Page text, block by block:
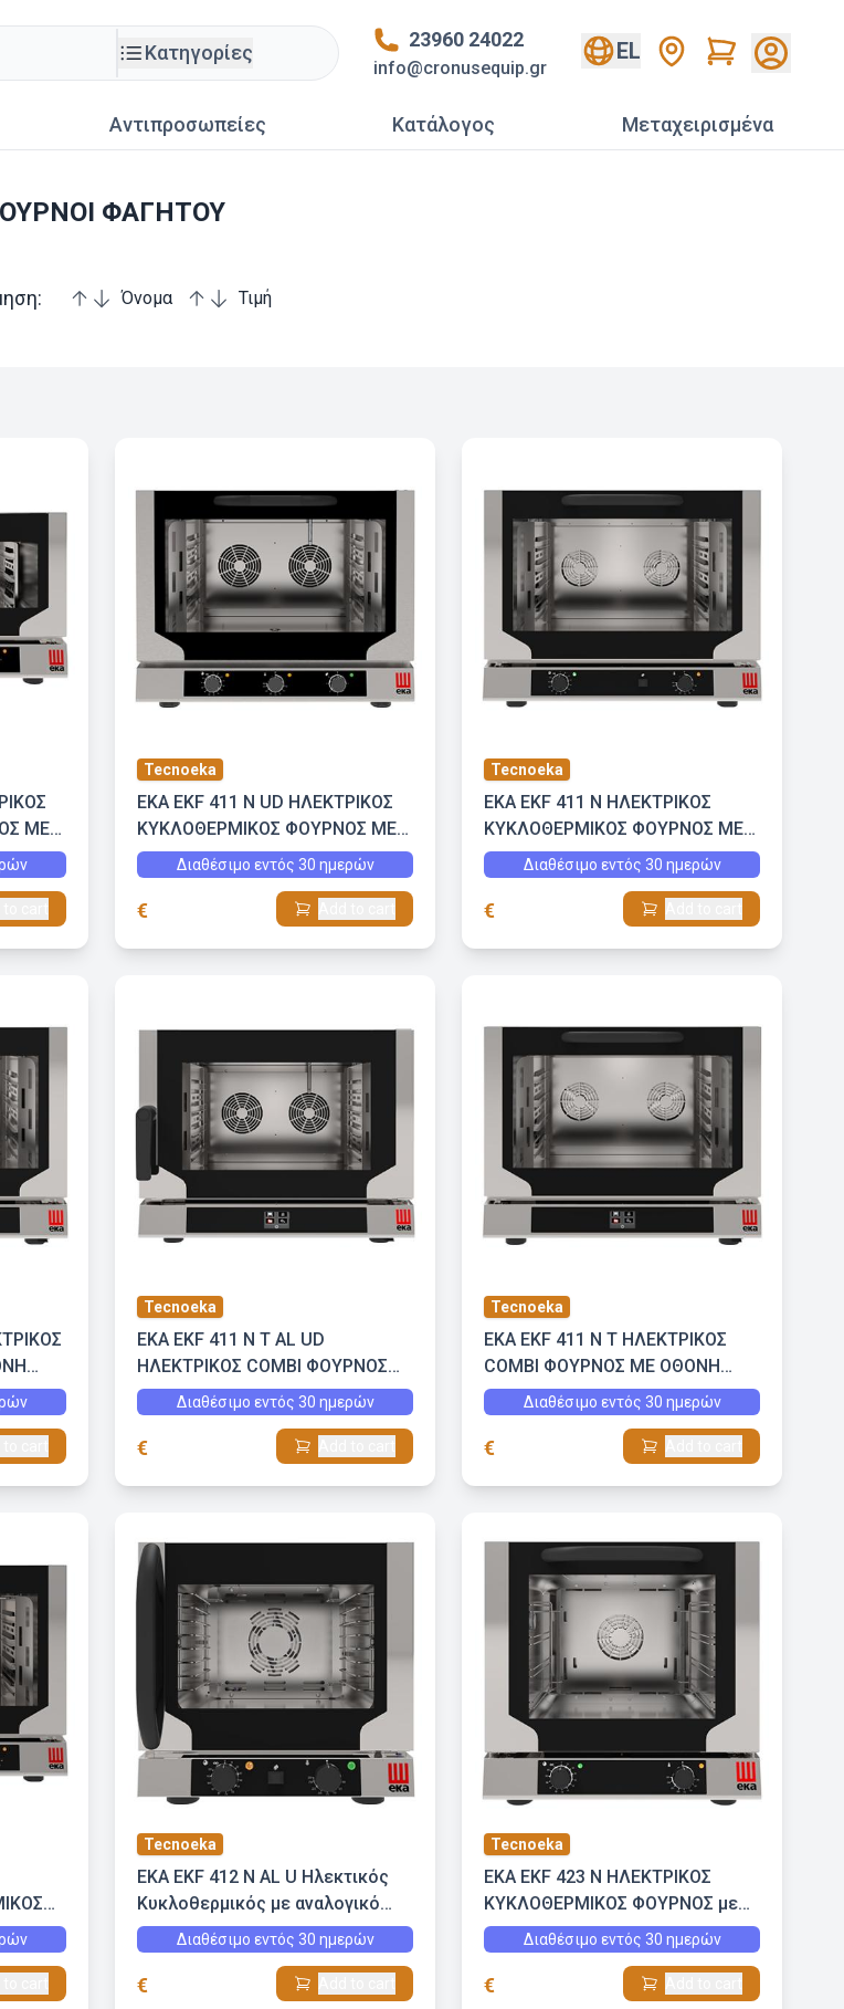
Κατηγορίες
23960 24022
info@cronusequip.gr
EL Cart
Αντιπροσωπείες Κατάλογος Mεταχειρισμένα
ΦΑΓΗΤΟΥ
Όνομα Τιμή
ΜΕ
Tecnoeka
EKA EKF 411 N UD ΗΛΕΚΤΡΙΚΟΣ
ΚΥΚΛΟΘΕΡΜΙΚΟΣ ΦΟΥΡΝΟΣ ΜΕ
ΕΜΜΕΣΗ ΥΓΡΑΣΙΑ
Διαθέσιμο εντός 30 ημερών
€
Tecnoeka
EKA EKF 411 N ΗΛΕΚΤΡΙΚΟΣ
ΚΥΚΛΟΘΕΡΜΙΚΟΣ ΦΟΥΡΝΟΣ ΜΕ
ΕΜΜΕΣΗ ΥΓΡΑΣΙΑ
Διαθέσιμο εντός 30 ημερών
€
Tecnoeka
EKA EKF 411 N T AL UD
ΗΛΕΚΤΡΙΚΟΣ COMBI ΦΟΥΡΝΟΣ
ΜΕ ΟΘΟΝΗ ΑΦΗΣ ΚΑΙ ΕΜΜΕΣΗ
ΥΓΡΑΣΙΑ
Διαθέσιμο εντός 30 ημερών
€
Tecnoeka
EKA EKF 411 N T ΗΛΕΚΤΡΙΚΟΣ
COMBI ΦΟΥΡΝΟΣ ΜΕ ΟΘΟΝΗ
ΑΦΗΣ ΚΑΙ ΕΜΜΕΣΗ ΥΓΡΑΣΙΑ
Διαθέσιμο εντός 30 ημερών
€
Tecnoeka
EKA EKF 412 N AL U Ηλεκτικός
Κυκλοθερμικός με αναλογικό
πάνελ (υγρασία)
Διαθέσιμο εντός 30 ημερών
€
Tecnoeka
EKA EKF 423 N ΗΛΕΚΤΡΙΚΟΣ
ΚΥΚΛΟΘΕΡΜΙΚΟΣ ΦΟΥΡΝΟΣ με
χειροκίνητο έλεγχο
Διαθέσιμο εντός 30 ημερών
€